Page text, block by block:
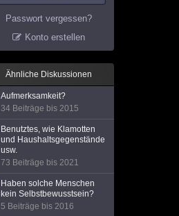
Passwort vergessen?
Konto erstellen
Ähnliche Diskussionen
Aufmerksamkeit?
34 Beiträge bis 2015
Benutztes, wie Klamotten
und Haushaltsgegenstände
usw.
73 Beiträge bis 2021
Haben solche Menschen
kein Selbstbewusstsein?
5 Beiträge bis 2016